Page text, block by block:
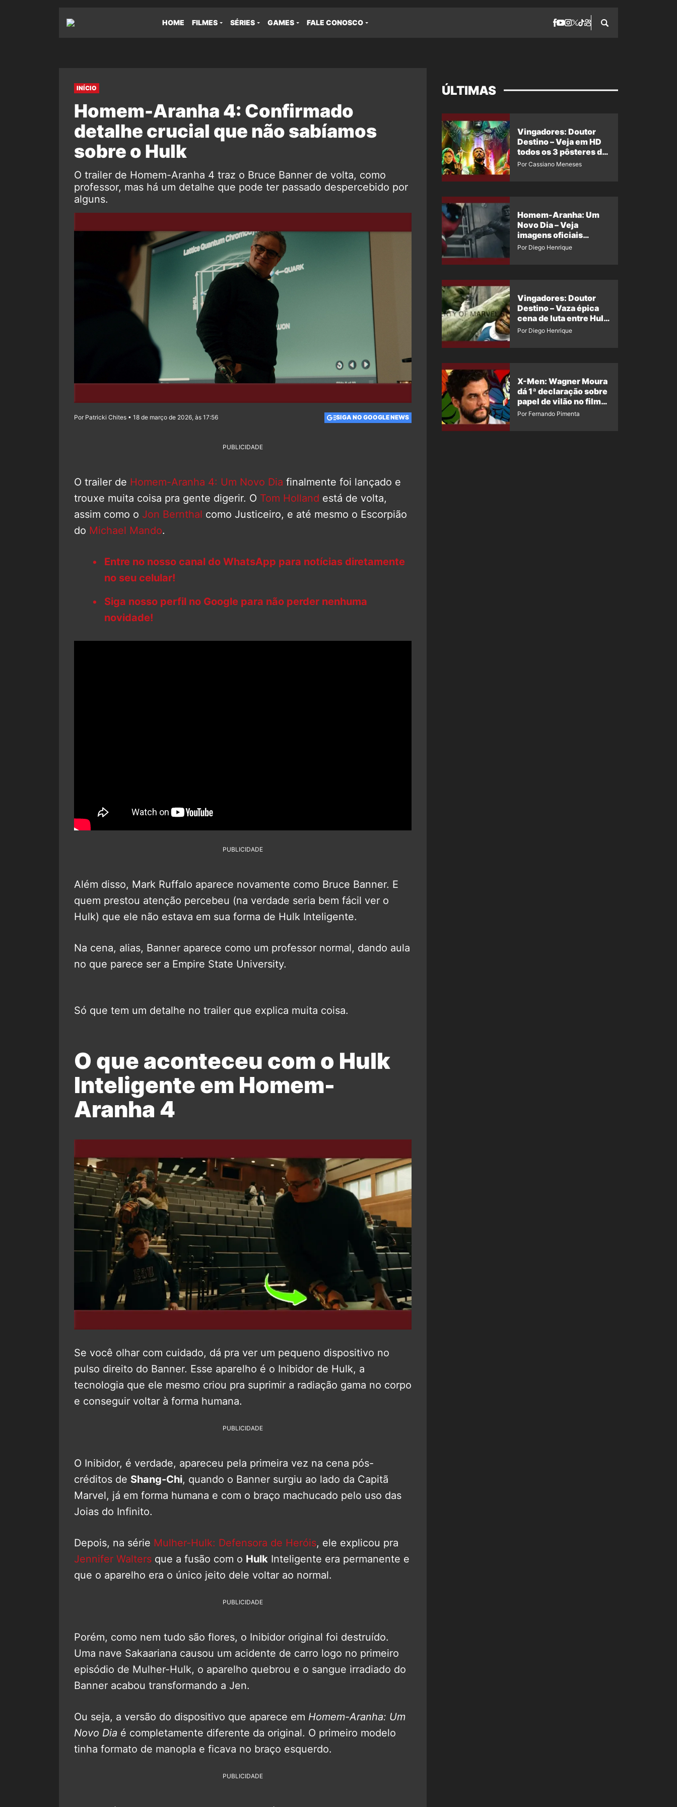
HOME FILMES SÉRIES GAMES FALE CONOSCO
INÍCIO
Homem-Aranha 4: Confirmado
detalhe crucial que não sabíamos
sobre o Hulk
O trailer de Homem-Aranha 4 traz o Bruce Banner de volta, como
professor, mas há um detalhe que pode ter passado despercebido por
alguns.
Por Patricki Chites • 18 de março de 2026, às 17:56 SIGA NO GOOGLE NEWS
PUBLICIDADE
O trailer de Homem-Aranha 4: Um Novo Dia finalmente foi lançado e
trouxe muita coisa pra gente digerir. O Tom Holland está de volta,
assim como o Jon Bernthal como Justiceiro, e até mesmo o Escorpião
do Michael Mando.
Entre no nosso canal do WhatsApp para notícias diretamente
no seu celular!
Siga nosso perfil no Google para não perder nenhuma
novidade!
PUBLICIDADE
Além disso, Mark Ruffalo aparece novamente como Bruce Banner. E
quem prestou atenção percebeu (na verdade seria bem fácil ver o
Hulk) que ele não estava em sua forma de Hulk Inteligente.
Na cena, alias, Banner aparece como um professor normal, dando aula
no que parece ser a Empire State University.
Só que tem um detalhe no trailer que explica muita coisa.
O que aconteceu com o Hulk
Inteligente em Homem-
Aranha 4
Se você olhar com cuidado, dá pra ver um pequeno dispositivo no
pulso direito do Banner. Esse aparelho é o Inibidor de Hulk, a
tecnologia que ele mesmo criou pra suprimir a radiação gama no corpo
e conseguir voltar à forma humana.
PUBLICIDADE
O Inibidor, é verdade, apareceu pela primeira vez na cena pós-
créditos de Shang-Chi, quando o Banner surgiu ao lado da Capitã
Marvel, já em forma humana e com o braço machucado pelo uso das
Joias do Infinito.
Depois, na série Mulher-Hulk: Defensora de Heróis, ele explicou pra
Jennifer Walters que a fusão com o Hulk Inteligente era permanente e
que o aparelho era o único jeito dele voltar ao normal.
PUBLICIDADE
Porém, como nem tudo são flores, o Inibidor original foi destruído.
Uma nave Sakaariana causou um acidente de carro logo no primeiro
episódio de Mulher-Hulk, o aparelho quebrou e o sangue irradiado do
Banner acabou transformando a Jen.
Ou seja, a versão do dispositivo que aparece em Homem-Aranha: Um
Novo Dia é completamente diferente da original. O primeiro modelo
tinha formato de manopla e ficava no braço esquerdo.
PUBLICIDADE
ÚLTIMAS
Vingadores: Doutor
Destino – Veja em HD
todos os 3 pôsteres de
‘Doomsday’ + 1 imagem
Por Cassiano Meneses
Homem-Aranha: Um
Novo Dia – Veja
imagens oficiais
descartadas do Hulk
Por Diego Henrique
Vingadores: Doutor
Destino – Vaza épica
cena de luta entre Hulk
e o Coisa
Por Diego Henrique
X-Men: Wagner Moura
dá 1ª declaração sobre
papel de vilão no filme
da Marvel
Por Fernando Pimenta